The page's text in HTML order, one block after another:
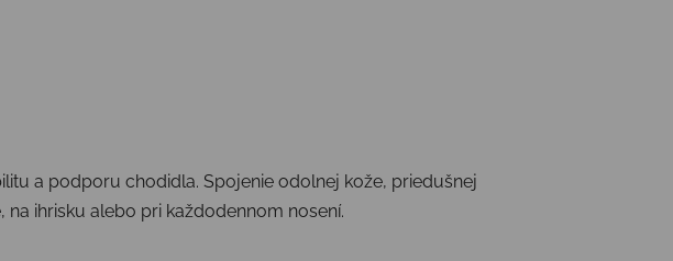
a podporu chodidla. Spojenie odolnej kože, priedušnej
ihrisku alebo pri každodennom nosení.